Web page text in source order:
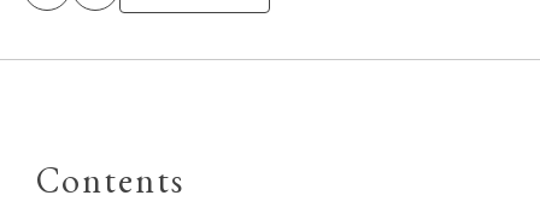
Contents